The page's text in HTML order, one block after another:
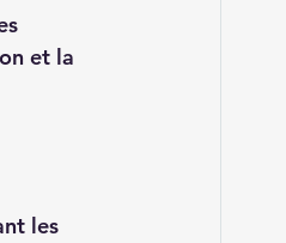
et la
les